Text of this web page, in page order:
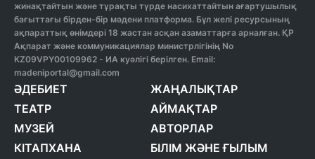
жинақтайтын және тұрақты түрде насихаттайтын ағартушылық
бағыттағы бірден-бір мәдени платформа. Бұл желі ресурсының
ақпараттық өнімдері 18 жастан асқан азаматтарға арналған. ҚР
Ақпарат және коммуникациялар министрлігінің No
KZ09VPY00109962 - ИА куәлігі берілген. Email:
madeniportal@gmail.com
ӘДЕБИЕТ
ТЕАТР
МУЗЕЙ
КІТАПХАНА
ЖАҢАЛЫҚТАР
АЙМАҚТАР
АВТОРЛАР
БІЛІМ ЖӘНЕ ҒЫЛЫМ